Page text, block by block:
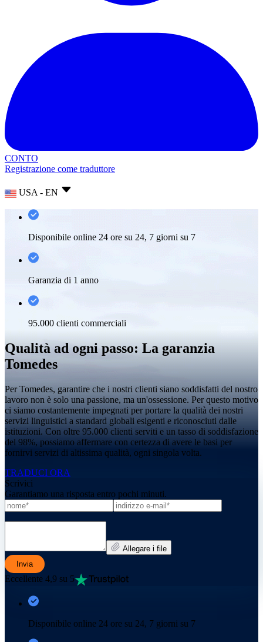
CONTO
Registrazione come traduttore
USA - EN
Disponibile online 24 ore su 24, 7 giorni su 7
Garanzia di 1 anno
95.000 clienti commerciali
Qualità ad ogni passo: La garanzia
Tomedes
Per Tomedes, garantire che i nostri clienti siano soddisfatti del nostro
lavoro non è solo una passione, ma un'ossessione. Per questo motivo
ci siamo costantemente impegnati per portare la qualità dei nostri
servizi linguistici a standard globali esigenti e riconosciuti dalle
istituzioni. Con oltre 95.000 clienti serviti e un tasso di soddisfazione
del 98%, possiamo affermare con certezza di avere le basi per
fornirvi servizi di altissima qualità, ogni singola volta.
TRADUCI ORA
Scrivici
Garantiamo una risposta entro pochi minuti.
Allegare i file
Invia
Eccellente 4,9 su 5
Disponibile online 24 ore su 24, 7 giorni su 7